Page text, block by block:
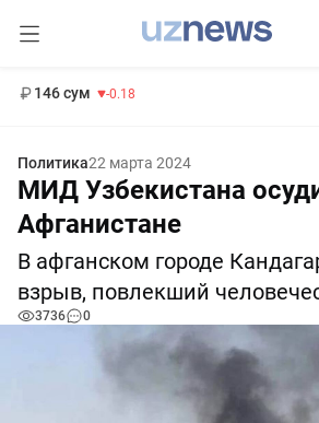
146 сум -0.18
Политика22 марта 2024
МИД Узбекистана
Афганистане
В афганском городе
взрыв, повлекший
3736 0